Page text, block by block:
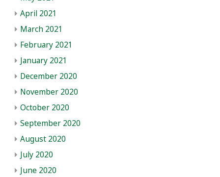
April 2021
March 2021
February 2021
January 2021
December 2020
November 2020
October 2020
September 2020
August 2020
July 2020
June 2020